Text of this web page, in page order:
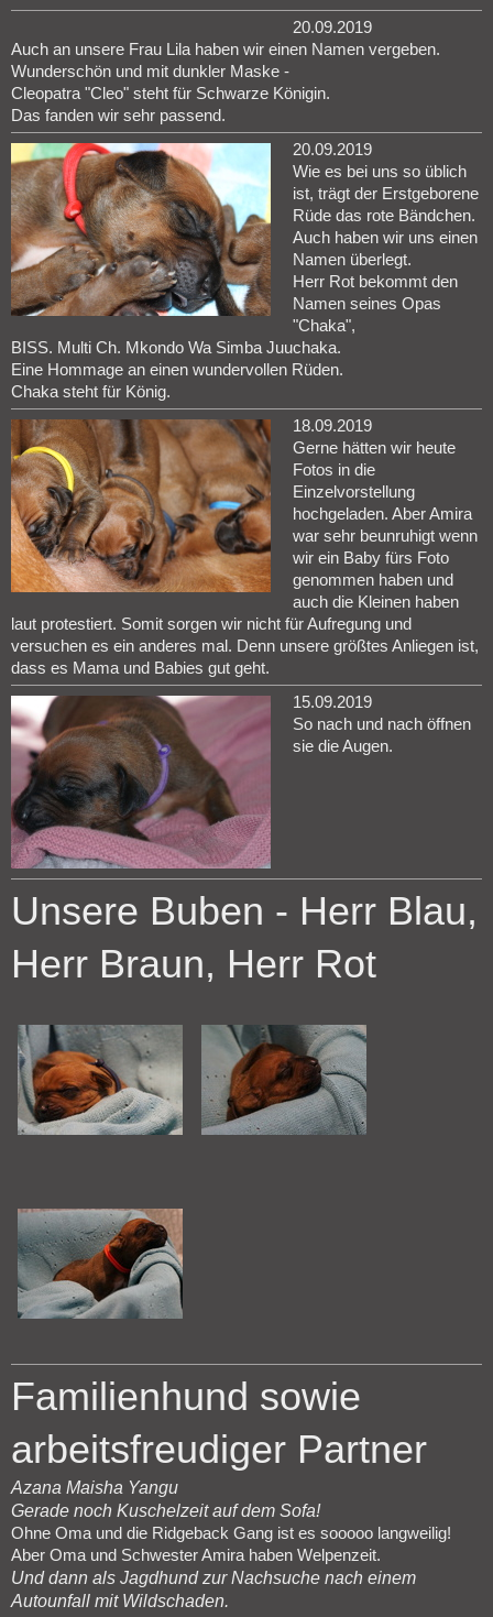
20.09.2019
Auch an unsere Frau Lila haben wir einen Namen vergeben.
Wunderschön und mit dunkler Maske -
Cleopatra "Cleo" steht für Schwarze Königin.
Das fanden wir sehr passend.
20.09.2019
Wie es bei uns so üblich
ist, trägt der Erstgeborene
Rüde das rote Bändchen.
Auch haben wir uns einen
Namen überlegt.
Herr Rot bekommt den
Namen seines Opas
"Chaka",
BISS. Multi Ch. Mkondo Wa Simba Juuchaka.
Eine Hommage an einen wundervollen Rüden.
Chaka steht für König.
18.09.2019
Gerne hätten wir heute
Fotos in die
Einzelvorstellung
hochgeladen. Aber Amira
war sehr beunruhigt wenn
wir ein Baby fürs Foto
genommen haben und
auch die Kleinen haben
laut protestiert. Somit sorgen wir nicht für Aufregung und
versuchen es ein anderes mal. Denn unsere größtes Anliegen ist,
dass es Mama und Babies gut geht.
15.09.2019
So nach und nach öffnen
sie die Augen.
Unsere Buben - Herr Blau,
Herr Braun, Herr Rot
Familienhund sowie
arbeitsfreudiger Partner
Azana Maisha Yangu
Gerade noch Kuschelzeit auf dem Sofa!
Ohne Oma und die Ridgeback Gang ist es sooooo langweilig!
Aber Oma und Schwester Amira haben Welpenzeit.
Und dann als Jagdhund zur Nachsuche nach einem
Autounfall mit Wildschaden.